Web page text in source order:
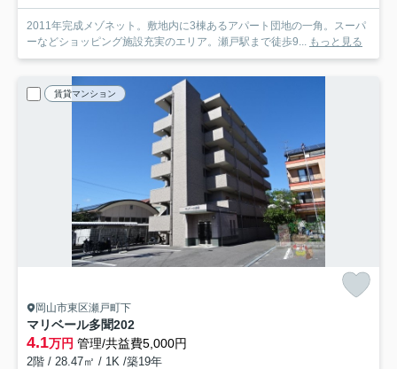
2011年完成メゾネット。敷地内に3棟あるアパート団地の一角。スーパ
ーなどショッピング施設充実のエリア。瀬戸駅まで徒歩9...
もっと見る
賃貸マンション
岡山市東区瀬戸町下
マリベール多聞202
4.1万円 管理/共益費5,000円
2階 / 28.47㎡ / 1K /築19年